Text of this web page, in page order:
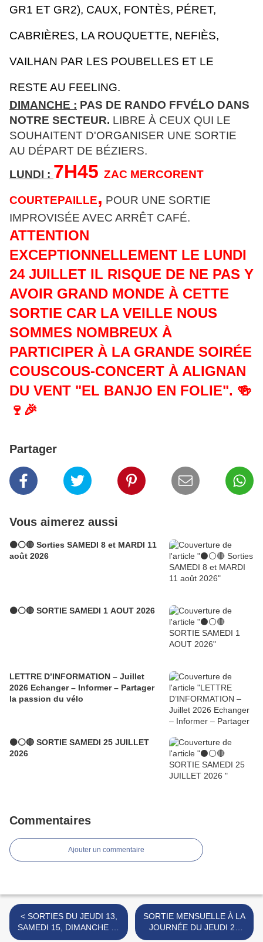
GR1 ET GR2), CAUX, FONTÈS, PÉRET,
CABRIÈRES, LA ROUQUETTE, NEFIÈS,
VAILHAN PAR LES POUBELLES ET LE
RESTE AU FEELING.
DIMANCHE : PAS DE RANDO FFVÉLO DANS
NOTRE SECTEUR. LIBRE À CEUX QUI LE
SOUHAITENT D'ORGANISER UNE SORTIE
AU DÉPART DE BÉZIERS.
LUNDI : 7H45 ZAC MERCORENT
COURTEPAILLE, POUR UNE SORTIE
IMPROVISÉE AVEC ARRÊT CAFÉ.
ATTENTION
EXCEPTIONNELLEMENT LE LUNDI
24 JUILLET IL RISQUE DE NE PAS Y
AVOIR GRAND MONDE À CETTE
SORTIE CAR LA VEILLE NOUS
SOMMES NOMBREUX À
PARTICIPER À LA GRANDE SOIRÉE
COUSCOUS-CONCERT À ALIGNAN
DU VENT "EL BANJO EN FOLIE". 🍻
🍷🎉
Partager
Vous aimerez aussi
⚫⚪🔴 Sorties SAMEDI 8 et MARDI 11
août 2026
⚫⚪🔴 SORTIE SAMEDI 1 AOUT 2026
LETTRE D’INFORMATION – Juillet
2026 Echanger – Informer – Partager
la passion du vélo
⚫⚪🔴 SORTIE SAMEDI 25 JUILLET
2026
Commentaires
Ajouter un commentaire
< SORTIES DU JEUDI 13,
SAMEDI 15, DIMANCHE 16
ET LUNDI 17 JUILLET
SORTIE MENSUELLE À LA
JOURNÉE DU JEUDI 27
JUILLET 2023 >